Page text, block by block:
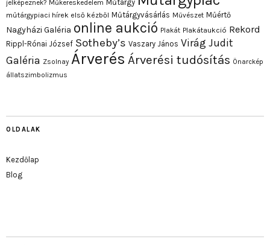
jelképeznek? Műkereskedelem Műtárgy
műtárgypiaci hírek első kézből Műtárgyvásárlás Művészet Műértő
Nagyházi Galéria online aukció Plakát Plakátaukció Rekord
Rippl-Rónai József Sotheby’s Vaszary János Virág Judit
Galéria Zsolnay Árverés Árverési tudósítás Önarckép
állatszimbolizmus
OLDALAK
Kezdőlap
Blog